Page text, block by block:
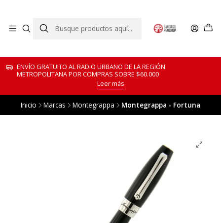
ENVÍO GRATUITO AL RADIO URBANO DE LA REGIÓN
METROPOLITANA POR COMPRAS SOBRE $60.000
Leer más
Inicio Marcas Montegrappa Montegrappa - Fortuna